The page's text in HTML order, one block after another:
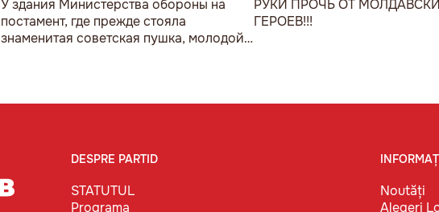
У здания Министерства обороны на
постамент, где прежде стояла
знаменитая советская пушка, молодой
РУКИ ПРОЧЬ ОТ
ГЕРОЕВ!!!
DESPRE PARTID
STATUTUL
Programa
Noutăți
Alegeri